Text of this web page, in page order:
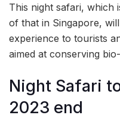
This night safari, which
of that in Singapore,
experience to tourists
aimed at conserving
Night Safari
2023 end